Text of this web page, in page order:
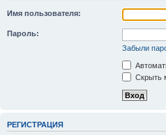
Имя пользователя:
Пароль:
Забыли
Скрыть
РЕГИСТРАЦИЯ